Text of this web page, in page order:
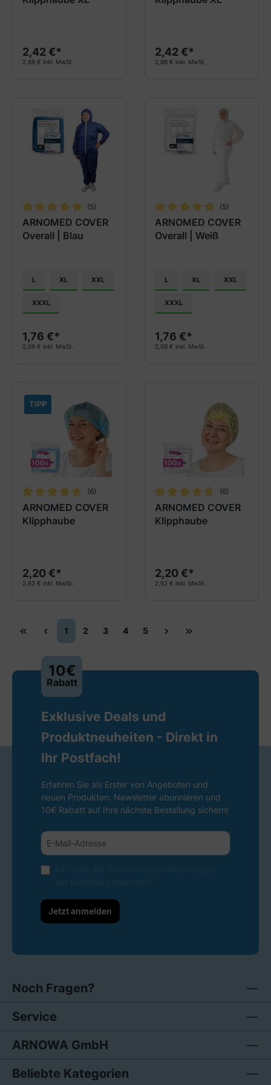
2,42 €*
2,88 € inkl. MwSt.
2,42 €*
2,88 € inkl. MwSt.
ARNOMED COVER
Overall | Blau
Durchschnittliche Bewertung von 5 von 5 Sternen
(5)
L XL XXL
XXXL
1,76 €*
2,09 € inkl. MwSt.
ARNOMED COVER
Overall | Weiß
Durchschnittliche
(5)
L XL XXL
XXXL
1,76 €*
2,09 € inkl. MwSt.
TIPP
ARNOMED COVER
Klipphaube
Durchschnittliche Bewertung von 4.8 von 5 Sternen
(6)
2,20 €*
2,62 € inkl. MwSt.
ARNOMED COVER
Klipphaube
Durchschnittliche
(6)
2,20 €*
2,62 € inkl. MwSt.
1 2 3 4 5
10€
Rabatt
Exklusive Deals und
Produktneuheiten - Direkt in
Ihr Postfach!
Erfahren Sie als Erster von Angeboten und
neuen Produkten: Newsletter abonnieren und
10€ Rabatt auf Ihre nächste Bestellung sichern!
Jetzt anmelden
Noch Fragen?
Service
ARNOWA GmbH
Beliebte Kategorien